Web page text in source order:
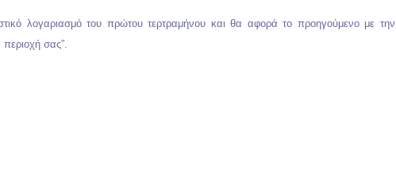
λογαριασμό του πρώτου τερτραμήνου και θα αφορά το προηγούμενο με την
σας”.